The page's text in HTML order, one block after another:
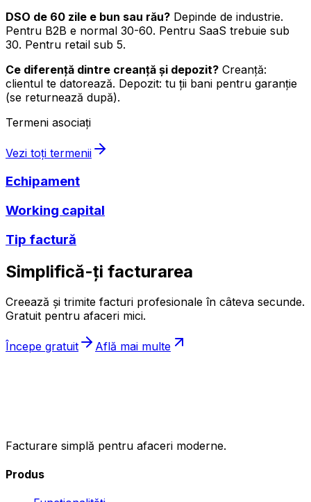
DSO de 60 zile e bun sau rău? Depinde de industrie.
Pentru B2B e normal 30-60. Pentru SaaS trebuie sub
30. Pentru retail sub 5.
Ce diferență dintre creanță și depozit? Creanță:
clientul te datorează. Depozit: tu ții bani pentru garanție
(se returnează după).
Termeni asociați
Vezi toți termenii
Echipament
Working capital
Tip factură
Simplifică-ți facturarea
Creează și trimite facturi profesionale în câteva secunde.
Gratuit pentru afaceri mici.
Începe gratuit Află mai multe
Facturare simplă pentru afaceri moderne.
Produs